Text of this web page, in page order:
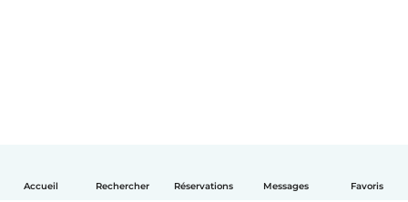
Accueil Rechercher Réservations Messages Favoris